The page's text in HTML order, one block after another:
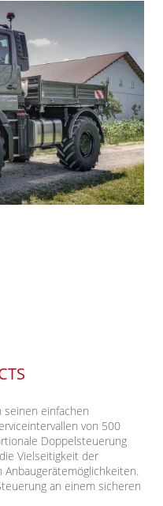
seinen einfachen
von 500
Doppelsteuerung
Vielseitigkeit der
Anbaugerätemöglichkeiten.
an einem sicheren